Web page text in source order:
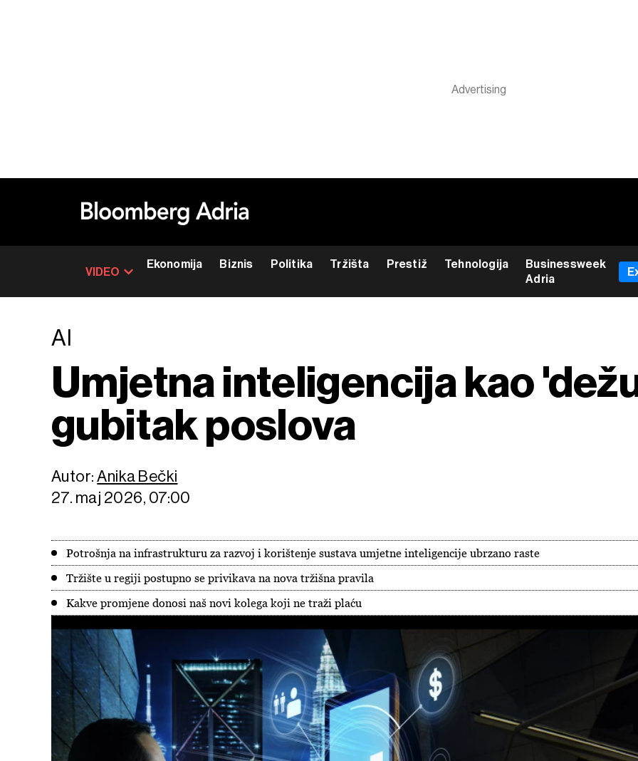
VIDEO
Ekonomija Biznis Politika Tržišta Prestiž Tehnologija
Businessweek
Adria
AI
Umjetna inteligencija kao
gubitak poslova
Autor:Anika Bečki
27. maj 2026, 07:00
Potrošnja na infrastrukturu za razvoj i korištenje sustava umjetne inteligencije ubrzano raste
Tržište u regiji postupno se privikava na nova tržišna pravila
Kakve promjene donosi naš novi kolega koji ne traži plaću